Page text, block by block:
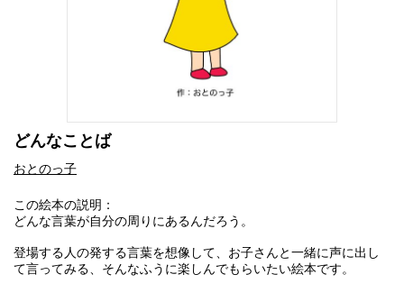
どんなことば
おとのっ子
この絵本の説明：
どんな言葉が自分の周りにあるんだろう。
登場する人の発する言葉を想像して、お子さんと一緒に声に出し
て言ってみる、そんなふうに楽しんでもらいたい絵本です。